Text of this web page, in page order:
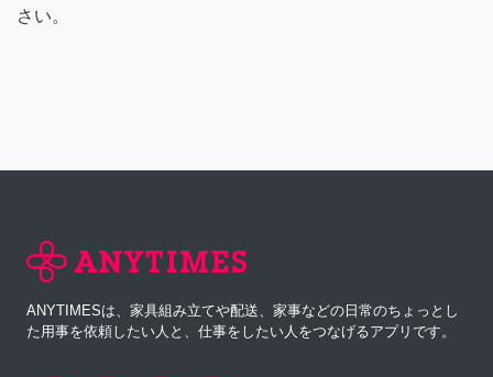
さい。
ANYTIMESは、家具組み立てや配送、家事などの日常のちょっとし
た用事を依頼したい人と、仕事をしたい人をつなげるアプリです。